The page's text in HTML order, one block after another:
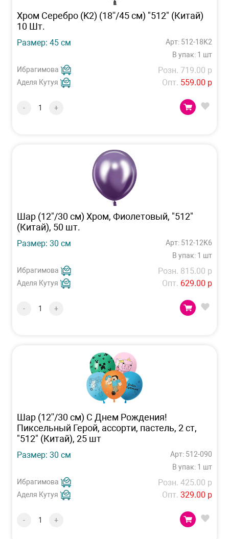
Хром Серебро (K2) (18''/45 см) "512" (Китай)
10 Шт.
Размер: 45 см
Арт: 512-18K2
В упак: 1 шт
Ибрагимова
Аделя Кутуя
Розн. 719.00 р
Опт. 559.00 р
- +
Шар (12"/30 см) Хром, Фиолетовый, "512"
(Китай), 50 шт.
Размер: 30 см
Арт: 512-12K6
В упак: 1 шт
Ибрагимова
Аделя Кутуя
Розн. 815.00 р
Опт. 629.00 р
- +
Шар (12''/30 см) С Днем Рождения!
Пиксельный Герой, ассорти, пастель, 2 ст,
"512" (Китай), 25 шт
Размер: 30 см
Арт: 512-090
В упак: 1 шт
Ибрагимова
Аделя Кутуя
Розн. 425.00 р
Опт. 329.00 р
- +